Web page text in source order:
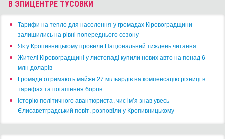
В ЭПИЦЕНТРЕ ТУСОВКИ
​Тарифи на тепло для населення у громадах Кіровоградщини
залишились на рівні попереднього сезону
​Як у Кропивницькому провели Національний тиждень читання
​Жителі Кіровоградщині у листопаді купили нових авто на понад 6
млн доларів
​Громади отримають майже 27 мільярдів на компенсацію різниці в
тарифах та погашення боргів
Історію політичного авантюриста, чиє ім’я знав увесь
Єлисаветградський повіт, розповіли у Кропивницькому